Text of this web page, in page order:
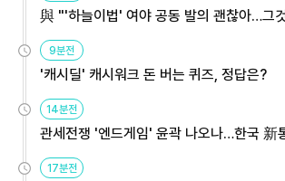
與 "'하늘이법' 여야 공동 발의 괜찮아…그
9분전
'캐시딜' 캐시워크 돈 버는 퀴즈, 정답은?
14분전
관세전쟁 '엔드게임' 윤곽 나오나…한국 新
용해야
17분전